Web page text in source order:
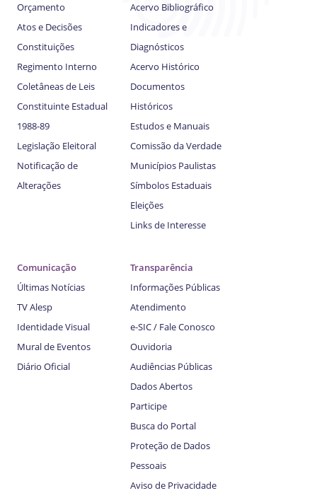
Orçamento
Atos e Decisões
Constituições
Regimento Interno
Coletâneas de Leis
Constituinte Estadual
1988-89
Legislação Eleitoral
Notificação de
Alterações
Acervo Bibliográfico
Indicadores e
Diagnósticos
Acervo Histórico
Documentos
Históricos
Estudos e Manuais
Comissão da Verdade
Municípios Paulistas
Símbolos Estaduais
Eleições
Links de Interesse
Comunicação
Últimas Notícias
TV Alesp
Identidade Visual
Mural de Eventos
Diário Oficial
Transparência
Informações Públicas
Atendimento
e-SIC / Fale Conosco
Ouvidoria
Audiências Públicas
Dados Abertos
Participe
Busca do Portal
Proteção de Dados
Pessoais
Aviso de Privacidade